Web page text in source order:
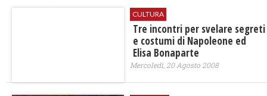
CULTURA
Tre incontri per svelare segreti
e costumi di Napoleone ed
Elisa Bonaparte
Mercoledì, 20 Agosto 2008